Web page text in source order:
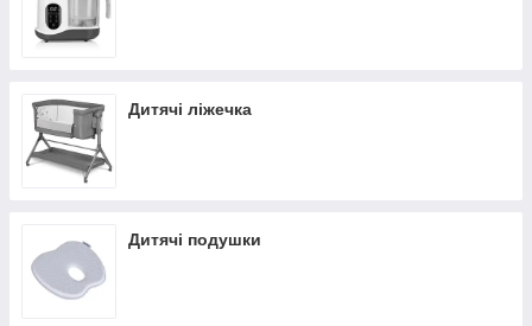
Дитячі ліжечка
Дитячі подушки